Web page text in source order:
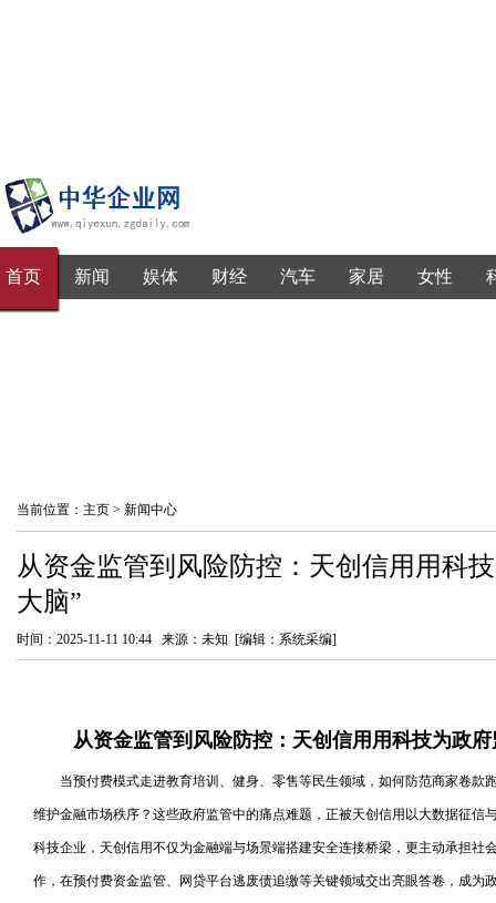
首页 新闻 娱体 财经 汽车 家居 女性
当前位置： 主页 > 新闻中心
从资金监管到风险防控：天创信用用科
大脑”
时间：2025-11-11 10:44 来源：未知 [编辑：系统采编]
从资金监管到风险防控：天创信用用科技为政
当预付费模式走进教育培训、健身、零售等民生领域，如何防范商家卷款
维护金融市场秩序？这些政府监管中的痛点难题，正被天创信用以大数据征信
科技企业，天创信用不仅为金融端与场景端搭建安全连接桥梁，更主动承担社
作，在预付费资金监管、网贷平台逃废债追缴等关键领域交出亮眼答卷，成为